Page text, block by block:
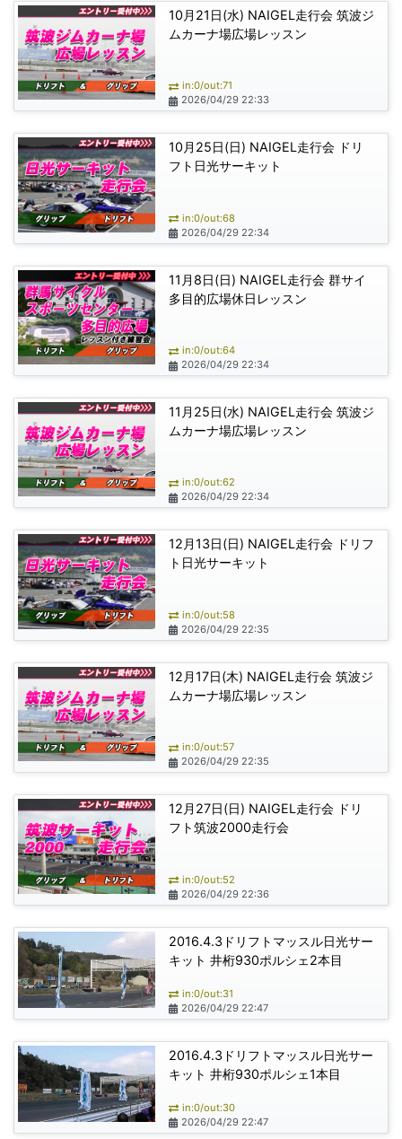
10月21日(水) NAIGEL走行会 筑波ジ
ムカーナ場広場レッスン
in:0/out:71
2026/04/29 22:33
10月25日(日) NAIGEL走行会 ドリ
フト日光サーキット
in:0/out:68
2026/04/29 22:34
11月8日(日) NAIGEL走行会 群サイ
多目的広場休日レッスン
in:0/out:64
2026/04/29 22:34
11月25日(水) NAIGEL走行会 筑波ジ
ムカーナ場広場レッスン
in:0/out:62
2026/04/29 22:34
12月13日(日) NAIGEL走行会 ドリフ
ト日光サーキット
in:0/out:58
2026/04/29 22:35
12月17日(木) NAIGEL走行会 筑波ジ
ムカーナ場広場レッスン
in:0/out:57
2026/04/29 22:35
12月27日(日) NAIGEL走行会 ドリ
フト筑波2000走行会
in:0/out:52
2026/04/29 22:36
2016.4.3ドリフトマッスル日光サー
キット 井桁930ポルシェ2本目
in:0/out:31
2026/04/29 22:47
2016.4.3ドリフトマッスル日光サー
キット 井桁930ポルシェ1本目
in:0/out:30
2026/04/29 22:47